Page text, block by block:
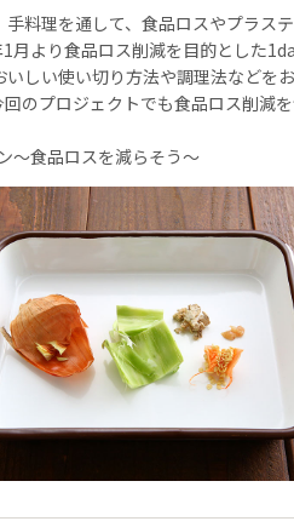
料理を通して、食品ロスやプラス
月より食品ロス削減を目的とした
しい使い切り方法や調理法などを
のプロジェクトでも食品ロス削減
～食品ロスを減らそう～